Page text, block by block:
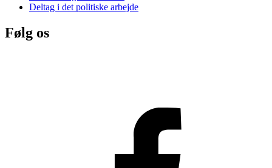
Deltag i det politiske arbejde
Følg os